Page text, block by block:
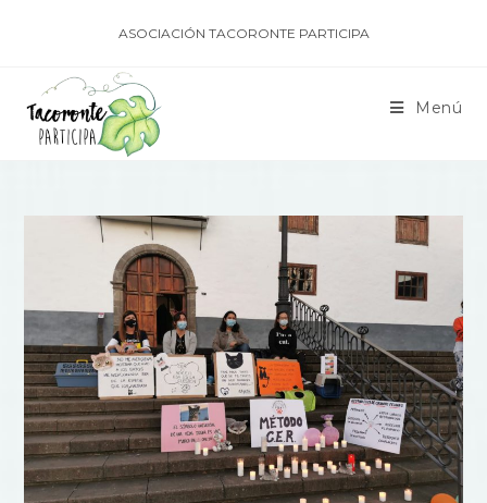
ASOCIACIÓN TACORONTE PARTICIPA
Menú